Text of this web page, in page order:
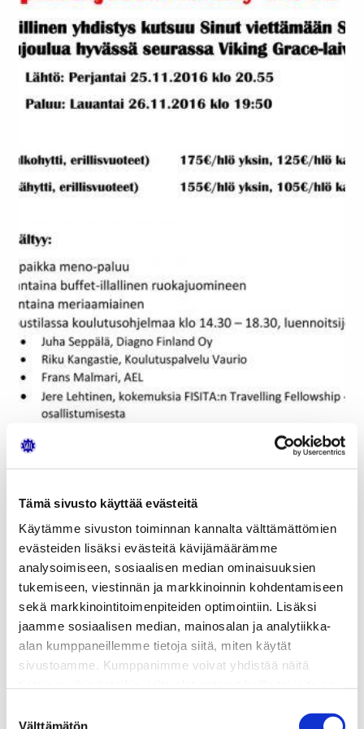
Tämä sivusto käyttää evästeitä
Käytämme sivuston toiminnan kannalta välttämättömien
evästeiden lisäksi evästeitä kävijämäärämme
analysoimiseen, sosiaalisen median ominaisuuksien
tukemiseen, viestinnän ja markkinoinnin kohdentamiseen
sekä markkinointitoimenpiteiden optimointiin. Lisäksi
jaamme sosiaalisen median, mainosalan ja analytiikka-
alan kumppaneillemme tietoja siitä, miten käytät
sivustoamme. Kumppanimme voivat yhdistää näitä
Välttämätön